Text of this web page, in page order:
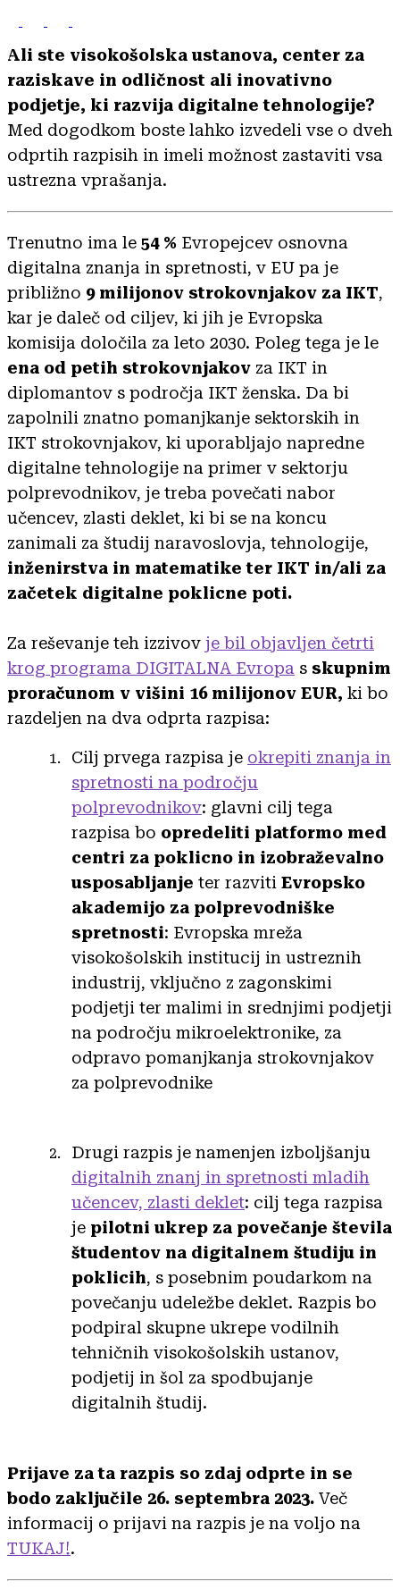
Ali ste visokošolska ustanova, center za
raziskave in odličnost ali inovativno
podjetje, ki razvija digitalne tehnologije?
Med dogodkom boste lahko izvedeli vse o dveh
odprtih razpisih in imeli možnost zastaviti vsa
ustrezna vprašanja.
Trenutno ima le 54 % Evropejcev osnovna
digitalna znanja in spretnosti, v EU pa je
približno 9 milijonov strokovnjakov za IKT,
kar je daleč od ciljev, ki jih je Evropska
komisija določila za leto 2030. Poleg tega je le
ena od petih strokovnjakov za IKT in
diplomantov s področja IKT ženska. Da bi
zapolnili znatno pomanjkanje sektorskih in
IKT strokovnjakov, ki uporabljajo napredne
digitalne tehnologije na primer v sektorju
polprevodnikov, je treba povečati nabor
učencev, zlasti deklet, ki bi se na koncu
zanimali za študij naravoslovja, tehnologije,
inženirstva in matematike ter IKT in/ali za
začetek digitalne poklicne poti.
Za reševanje teh izzivov je bil objavljen četrti
krog programa DIGITALNA Evropa s skupnim
proračunom v višini 16 milijonov EUR, ki bo
razdeljen na dva odprta razpisa:
Cilj prvega razpisa je okrepiti znanja in
spretnosti na področju
polprevodnikov: glavni cilj tega
razpisa bo opredeliti platformo med
centri za poklicno in izobraževalno
usposabljanje ter razviti Evropsko
akademijo za polprevodniške
spretnosti: Evropska mreža
visokošolskih institucij in ustreznih
industrij, vključno z zagonskimi
podjetji ter malimi in srednjimi podjetji
na področju mikroelektronike, za
odpravo pomanjkanja strokovnjakov
za polprevodnike
Drugi razpis je namenjen izboljšanju
digitalnih znanj in spretnosti mladih
učencev, zlasti deklet: cilj tega razpisa
je pilotni ukrep za povečanje števila
študentov na digitalnem študiju in
poklicih, s posebnim poudarkom na
povečanju udeležbe deklet. Razpis bo
podpiral skupne ukrepe vodilnih
tehničnih visokošolskih ustanov,
podjetij in šol za spodbujanje
digitalnih študij.
Prijave za ta razpis so zdaj odprte in se
bodo zaključile 26. septembra 2023. Več
informacij o prijavi na razpis je na voljo na
TUKAJ!.